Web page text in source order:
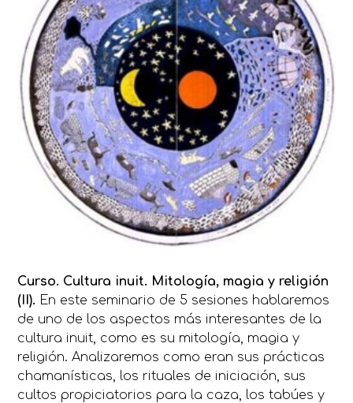
Curso. Cultura inuit. Mitología, magia y religión
(II). En este seminario de 5 sesiones hablaremos
de uno de los aspectos más interesantes de la
cultura inuit, como es su mitología, magia y
religión. Analizaremos como eran sus prácticas
chamanísticas, los rituales de iniciación, sus
cultos propiciatorios para la caza, los tabúes y